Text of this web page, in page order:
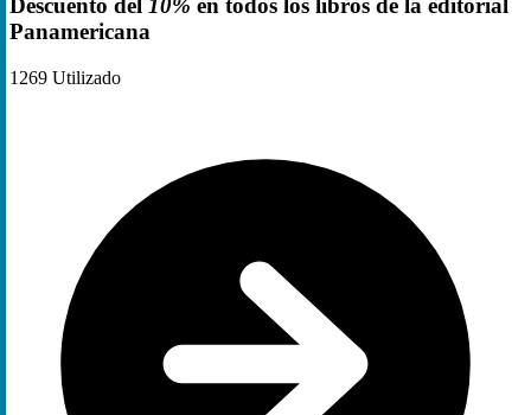
Descuento del 10% en todos los libros de la editorial
Panamericana
1269 Utilizado